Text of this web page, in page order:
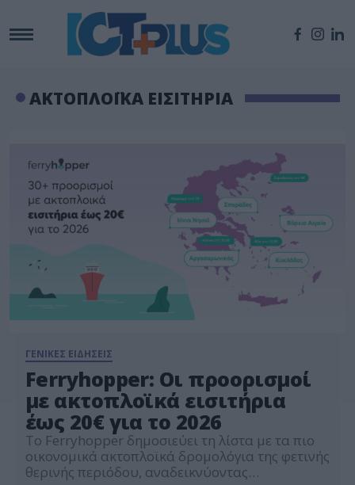
ΑΚΤΟΠΛΟΪΚΑ ΕΙΣΙΤΗΡΙΑ
ΓΕΝΙΚΕΣ ΕΙΔΗΣΕΙΣ
Ferryhopper: Οι προορισμοί
με ακτοπλοϊκά εισιτήρια
έως 20€ για το 2026
Το Ferryhopper δημοσιεύει τη λίστα με τα πιο
οικονομικά ακτοπλοϊκά δρομολόγια της φετινής
θερινής περιόδου, αναδεικνύοντας